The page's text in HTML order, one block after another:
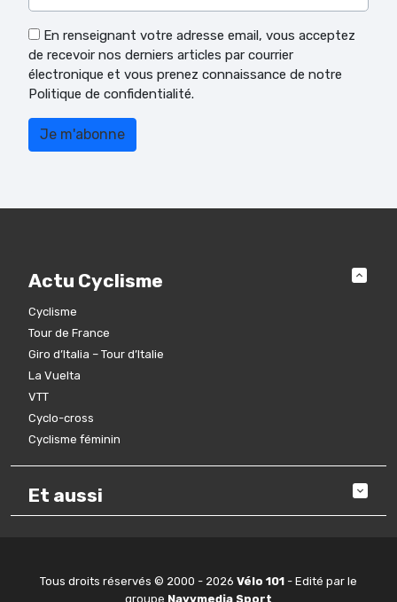
En renseignant votre adresse email, vous acceptez
de recevoir nos derniers articles par courrier
électronique et vous prenez connaissance de notre
Politique de confidentialité.
Actu Cyclisme
Cyclisme
Tour de France
Giro d’Italia – Tour d’Italie
La Vuelta
VTT
Cyclo-cross
Cyclisme féminin
Et aussi
Tous droits réservés © 2000 - 2026 Vélo 101 - Edité par le
groupe Navymedia Sport